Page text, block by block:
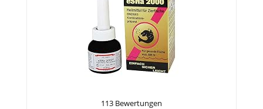
113 Bewertungen